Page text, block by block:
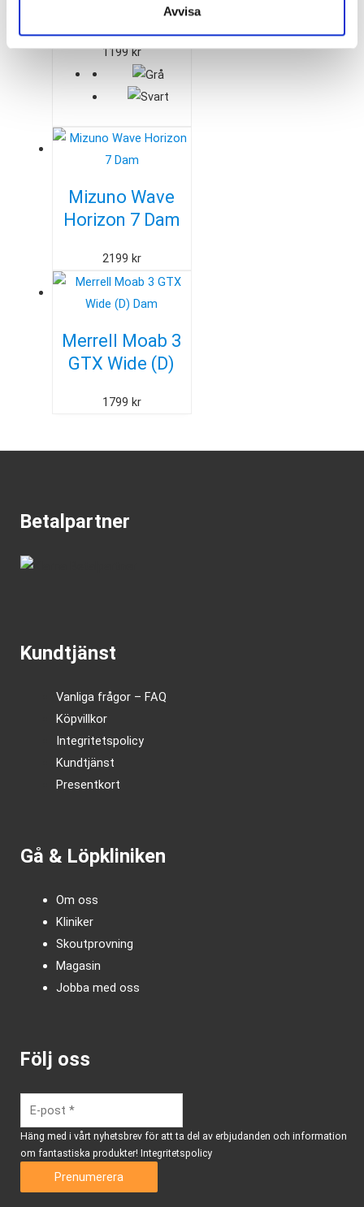
Avvisa
880v5 Wide Dam
1199kr
Mizuno Wave
Horizon 7 Dam
2199 kr
Merrell Moab 3
GTX Wide (D)
1799 kr
Betalpartner
Kundtjänst
Vanliga frågor – FAQ
Köpvillkor
Integritetspolicy
Kundtjänst
Presentkort
Gå & Löpkliniken
Om oss
Kliniker
Skoutprovning
Magasin
Jobba med oss
Följ oss
Häng med i vårt nyhetsbrev för att ta del av erbjudanden och information
om fantastiska produkter! Integritetspolicy